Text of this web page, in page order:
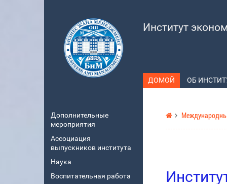
Институт
ДОМОЙ ОБ
Дополнительные
мероприятия
Ассоциация
выпускников института
Наука
Воспитательная работа